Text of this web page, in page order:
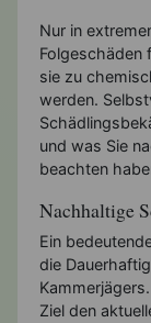
Nur in
Folgeschäden
sie zu
werden.
und was Sie
beachten
Nachhaltige
Ein
die
Ziel den